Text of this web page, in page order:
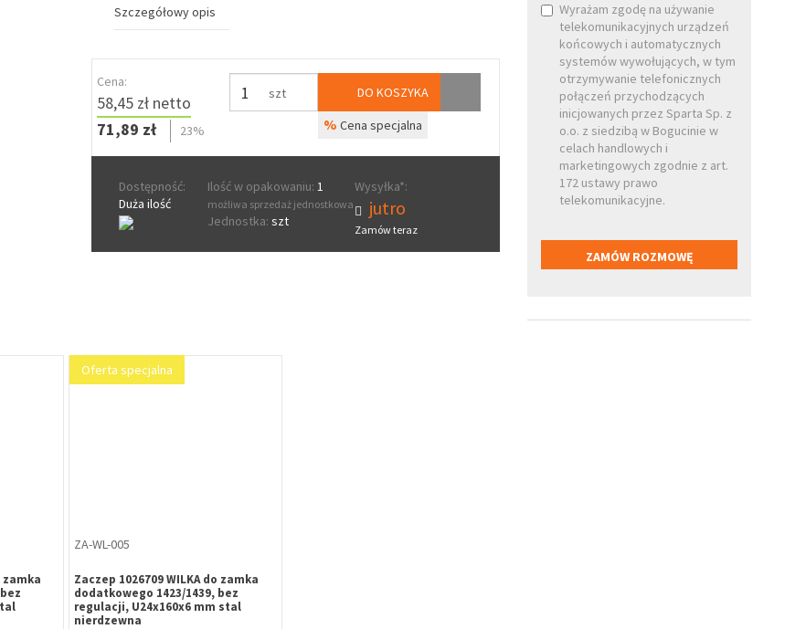
Szczegółowy opis
Cena:
58,45 zł netto
71,89 zł
23%
szt DO KOSZYKA
% Cena specjalna
Dostępność:
Duża ilość
Ilość w opakowaniu: 1
możliwa sprzedaż jednostkowa
Jednostka: szt
Wysyłka*:
jutro
Zamów teraz
zamka
Oferta specjalna
ZA-WL-005
Zaczep 1026709 WILKA do zamka
dodatkowego 1423/1439, bez
regulacji, U24x160x6 mm stal
nierdzewna
Wyrażam zgodę na używanie
telekomunikacyjnych urządzeń
końcowych i automatycznych
systemów wywołujących, w tym
otrzymywanie telefonicznych
połączeń przychodzących
inicjowanych przez Sparta Sp. z
o.o. z siedzibą w Bogucinie w
celach handlowych i
marketingowych zgodnie z art.
172 ustawy prawo
telekomunikacyjne.